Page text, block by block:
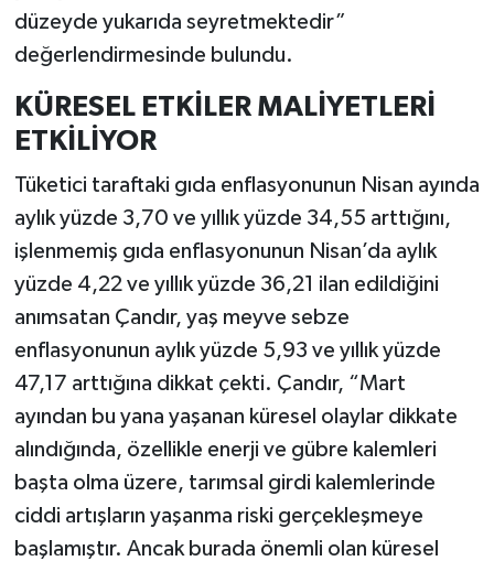
düzeyde yukarıda seyretmektedir”
değerlendirmesinde bulundu.
KÜRESEL ETKİLER MALİYETLERİ
ETKİLİYOR
Tüketici taraftaki gıda enflasyonunun Nisan ayında
aylık yüzde 3,70 ve yıllık yüzde 34,55 arttığını,
işlenmemiş gıda enflasyonunun Nisan’da aylık
yüzde 4,22 ve yıllık yüzde 36,21 ilan edildiğini
anımsatan Çandır, yaş meyve sebze
enflasyonunun aylık yüzde 5,93 ve yıllık yüzde
47,17 arttığına dikkat çekti. Çandır, “Mart
ayından bu yana yaşanan küresel olaylar dikkate
alındığında, özellikle enerji ve gübre kalemleri
başta olma üzere, tarımsal girdi kalemlerinde
ciddi artışların yaşanma riski gerçekleşmeye
başlamıştır. Ancak burada önemli olan küresel